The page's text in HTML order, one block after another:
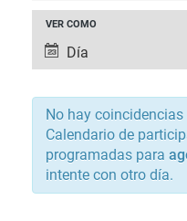
NAVEGACIÓ
DE
VISTAS
DE
EVENTOS
NAVEGACIÓN
DE
DE
EVENTO
VER COMO
Día
No hay
Calendario de
programadas para
intente con otro día.